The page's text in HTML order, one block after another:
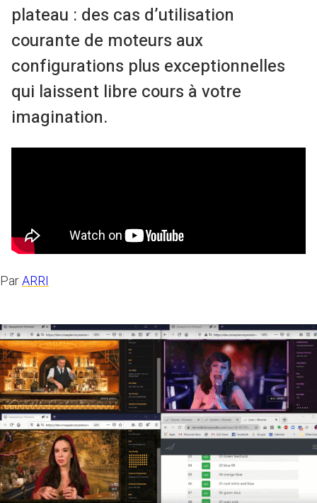
plateau : des cas d’utilisation
courante de moteurs aux
configurations plus exceptionnelles
qui laissent libre cours à votre
imagination.
ParARRI